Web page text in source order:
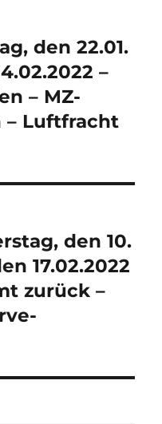
den 22.01.
–
– MZ-
– Luftfracht
den 10.
17.02.2022
zurück –